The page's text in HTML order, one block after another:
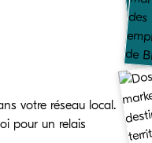
votre réseau local.
pour un relais